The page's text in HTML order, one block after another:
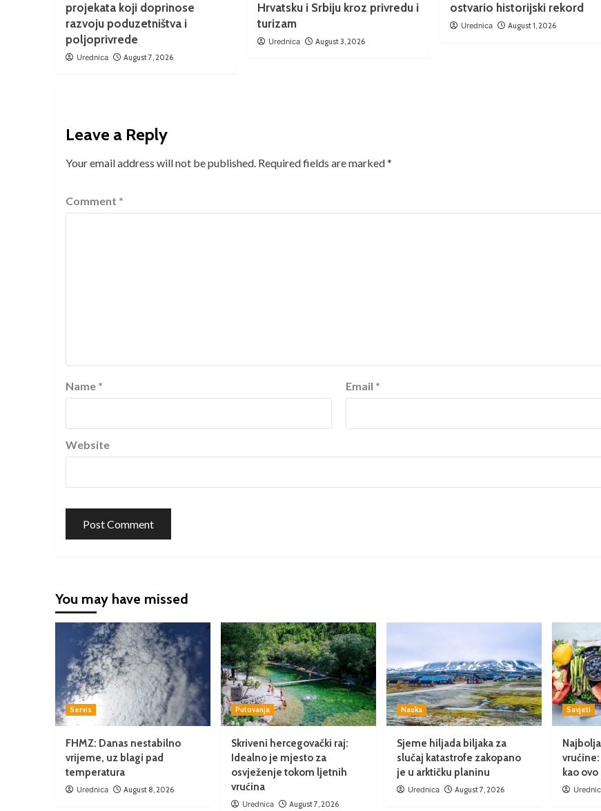
projekata koji doprinose
razvoju poduzetništva i
poljoprivrede
Urednica August 7, 2026
Hrvatsku i Srbiju kroz privredu i
turizam
Urednica August 3, 2026
ostvario historijski rekord
Urednica August 1, 2026
Leave a Reply
Your email address will not be published. Required fields are marked*
Comment *
Name * Email *
Website
You may have missed
Servis
FHMZ: Danas nestabilno
vrijeme, uz blagi pad
temperatura
Urednica August 8, 2026
Putovanja
Skriveni hercegovački raj:
Idealno je mjesto za
osvježenje tokom ljetnih
vrućina
Urednica August 7, 2026
Nauka
Sjeme hiljada biljaka za
slučaj katastrofe zakopano
je u arktičku planinu
Urednica August 7, 2026
Savjeti
vrućine:
kao